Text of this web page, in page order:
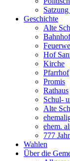
Geschichte
Alte
Bahnhof
Hof
Kirche
Pfarrhof
Promis
Rathaus
Schul-
Alte
ehem.
777
Wahlen
Über die